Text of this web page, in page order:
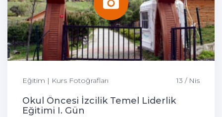
Eğitim | Kurs Fotoğrafları 13 / Nis
Okul Öncesi İzcilik Temel Liderlik
Eğitimi I. Gün